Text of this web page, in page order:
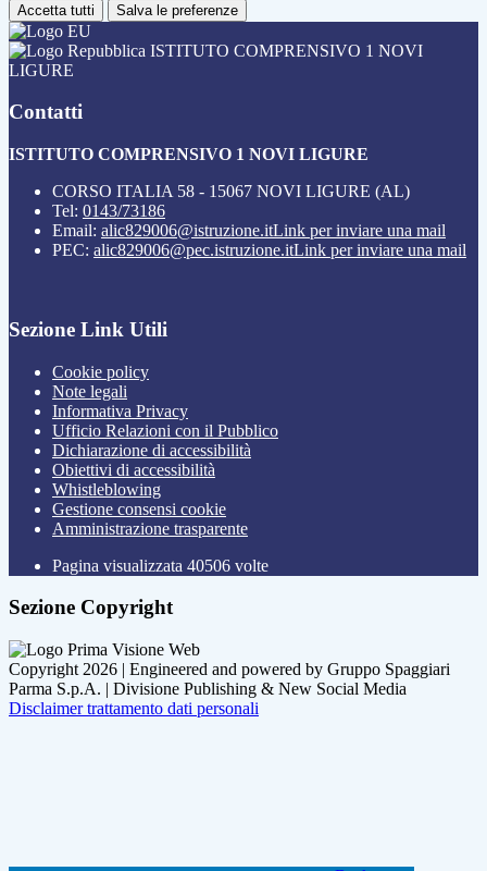
Accetta tutti Salva le preferenze
ISTITUTO COMPRENSIVO 1 NOVI
LIGURE
Contatti
ISTITUTO COMPRENSIVO 1 NOVI LIGURE
CORSO ITALIA 58 - 15067 NOVI LIGURE (AL)
Tel: 0143/73186
Email: alic829006@istruzione.itLink per inviare una mail
PEC: alic829006@pec.istruzione.itLink per inviare una mail
Sezione Link Utili
Cookie policy
Note legali
Informativa Privacy
Ufficio Relazioni con il Pubblico
Dichiarazione di accessibilità
Obiettivi di accessibilità
Whistleblowing
Gestione consensi cookie
Amministrazione trasparente
Pagina visualizzata 40506 volte
Sezione Copyright
Copyright 2026 | Engineered and powered by Gruppo Spaggiari
Parma S.p.A. | Divisione Publishing & New Social Media
Disclaimer trattamento dati personali